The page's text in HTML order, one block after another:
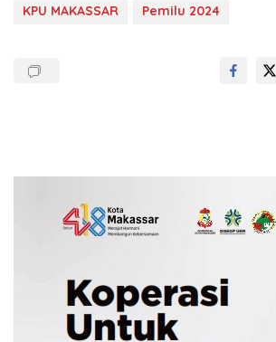
KPU MAKASSAR Pemilu 2024